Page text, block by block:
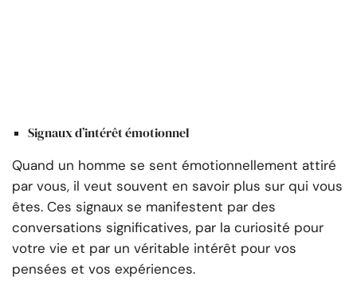
Signaux d’intérêt émotionnel
Quand un homme se sent émotionnellement attiré
par vous, il veut souvent en savoir plus sur qui vous
êtes. Ces signaux se manifestent par des
conversations significatives, par la curiosité pour
votre vie et par un véritable intérêt pour vos
pensées et vos expériences.